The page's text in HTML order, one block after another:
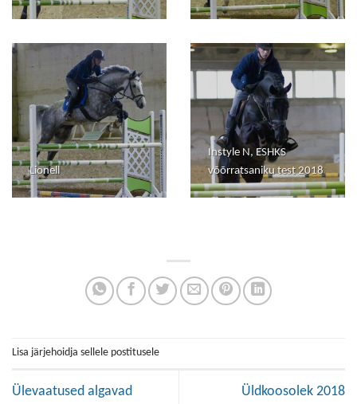
Lionell
Instyle N, ESHKS
võõrratsaniku test 2018
Lisa järjehoidja sellele postitusele
Ülevaatused algavad Üldkoosolek 2018